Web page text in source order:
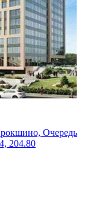
Очередь
204.80